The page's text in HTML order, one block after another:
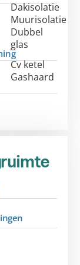
Dakisolatie
Muurisolatie
Dubbel
glas
Cv ketel
Gashaard